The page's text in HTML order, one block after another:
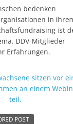
bedenken
in
ist
DDV-Mitglieder
Erfahrungen.
POST